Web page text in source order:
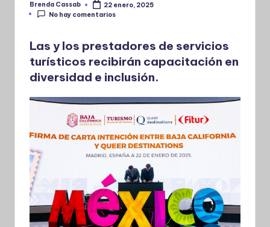
Publicado
por
Brenda Cassab
22 enero, 2025
No hay comentarios
Las y los prestadores de servicios
turísticos recibirán capacitación en
diversidad e inclusión.